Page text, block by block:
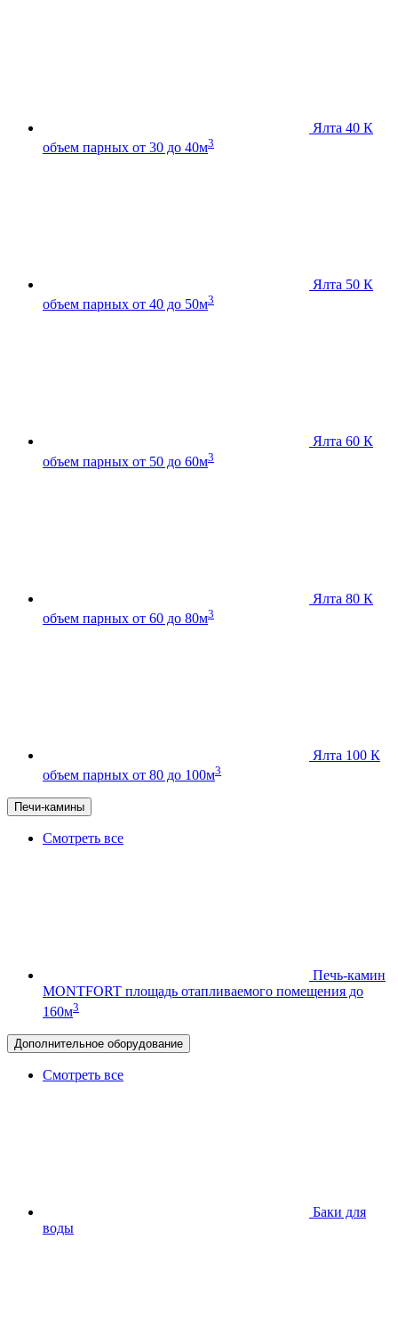
Ялта 40 К
объем парных от 30 до 40м3
Ялта 50 К
объем парных от 40 до 50м3
Ялта 60 К
объем парных от 50 до 60м3
Ялта 80 К
объем парных от 60 до 80м3
Ялта 100 К
объем парных от 80 до 100м3
Печи-камины
Смотреть все
Печь-камин
MONTFORT площадь отапливаемого помещения до
160м3
Дополнительное оборудование
Смотреть все
Баки для
воды